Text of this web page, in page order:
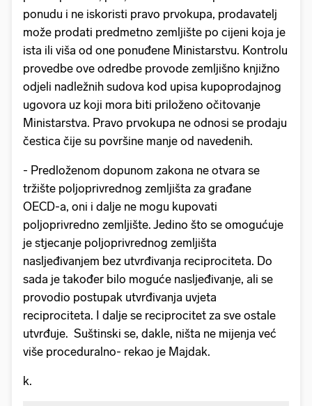
ponudu i ne iskoristi pravo prvokupa, prodavatelj
može prodati predmetno zemljište po cijeni koja je
ista ili viša od one ponuđene Ministarstvu. Kontrolu
provedbe ove odredbe provode zemljišno knjižno
odjeli nadležnih sudova kod upisa kupoprodajnog
ugovora uz koji mora biti priloženo očitovanje
Ministarstva. Pravo prvokupa ne odnosi se prodaju
čestica čije su površine manje od navedenih.
- Predloženom dopunom zakona ne otvara se
tržište poljoprivrednog zemljišta za građane
OECD-a, oni i dalje ne mogu kupovati
poljoprivredno zemljište. Jedino što se omogućuje
je stjecanje poljoprivrednog zemljišta
nasljeđivanjem bez utvrđivanja reciprociteta. Do
sada je također bilo moguće nasljeđivanje, ali se
provodio postupak utvrđivanja uvjeta
reciprociteta. I dalje se reciprocitet za sve ostale
utvrđuje. Suštinski se, dakle, ništa ne mijenja već
više proceduralno- rekao je Majdak.
k.